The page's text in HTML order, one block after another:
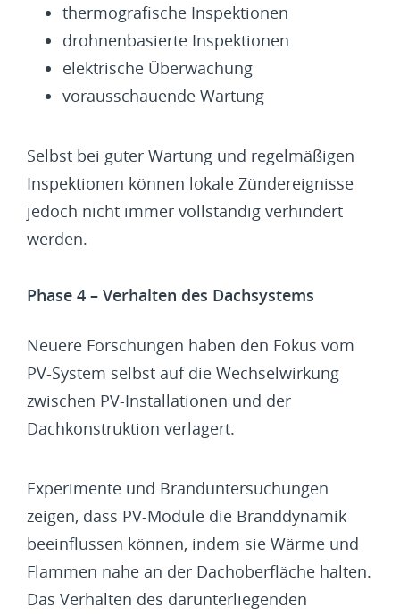
thermografische Inspektionen
drohnenbasierte Inspektionen
elektrische Überwachung
vorausschauende Wartung
Selbst bei guter Wartung und regelmäßigen
Inspektionen können lokale Zündereignisse
jedoch nicht immer vollständig verhindert
werden.
Phase 4 – Verhalten des Dachsystems
Neuere Forschungen haben den Fokus vom
PV-System selbst auf die Wechselwirkung
zwischen PV-Installationen und der
Dachkonstruktion verlagert.
Experimente und Branduntersuchungen
zeigen, dass PV-Module die Branddynamik
beeinflussen können, indem sie Wärme und
Flammen nahe an der Dachoberfläche halten.
Das Verhalten des darunterliegenden